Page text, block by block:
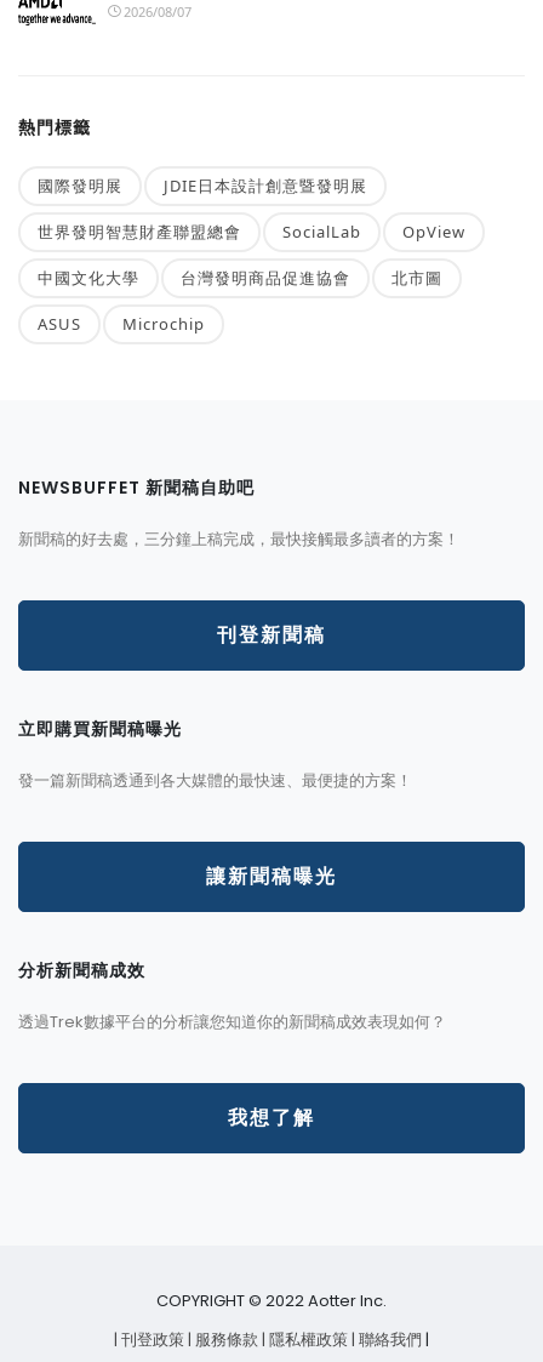
2026/08/07
熱門標籤
國際發明展 JDIE日本設計創意暨發明展
世界發明智慧財產聯盟總會 SocialLab OpView
中國文化大學 台灣發明商品促進協會 北市圖
ASUS Microchip
NEWSBUFFET 新聞稿自助吧
新聞稿的好去處，三分鐘上稿完成，最快接觸最多讀者的方案！
刊登新聞稿
立即購買新聞稿曝光
發一篇新聞稿透通到各大媒體的最快速、最便捷的方案！
讓新聞稿曝光
分析新聞稿成效
透過Trek數據平台的分析讓您知道你的新聞稿成效表現如何？
我想了解
COPYRIGHT © 2022 Aotter Inc.
| 刊登政策| 服務條款 | 隱私權政策| 聯絡我們 |